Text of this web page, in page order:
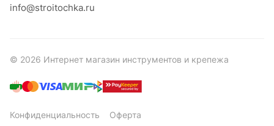
info@stroitochka.ru
© 2026 Интернет магазин инструментов и крепежа
Конфиденциальность Оферта